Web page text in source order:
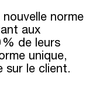
nouvelle norme
aux
de leurs
unique,
sur le client.